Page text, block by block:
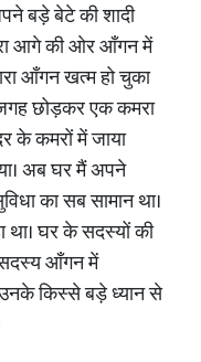
बड़े बेटे की शादी
आगे की ओर आँगन में
आँगन खत्म हो चुका
छोड़कर एक कमरा
के कमरों में जाया
अब घर मैं अपने
का सब सामान था।
घर के सदस्यों की
सदस्य आँगन में
किस्से बड़े ध्यान से